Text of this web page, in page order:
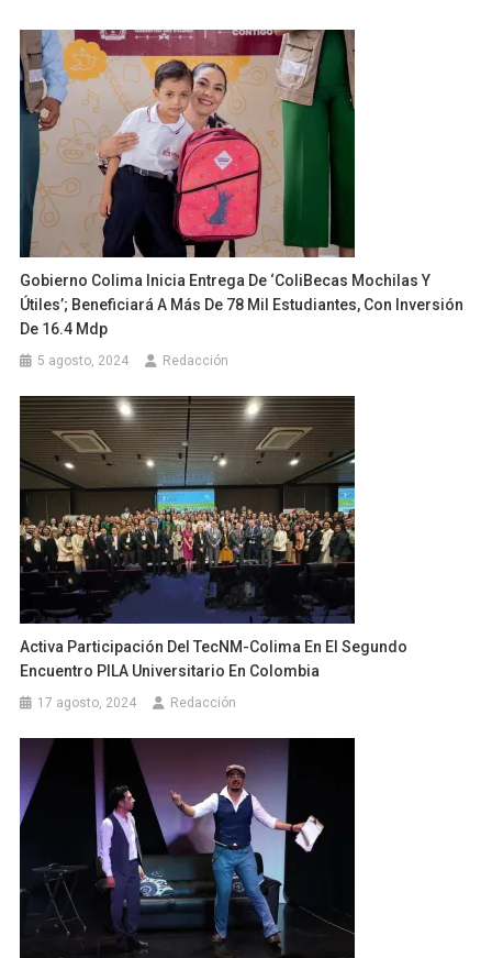
Gobierno Colima Inicia Entrega De ‘ColiBecas Mochilas Y
Útiles’; Beneficiará A Más De 78 Mil Estudiantes, Con Inversión
De 16.4 Mdp
5 agosto, 2024 Redacción
Activa Participación Del TecNM-Colima En El Segundo
Encuentro PILA Universitario En Colombia
17 agosto, 2024 Redacción